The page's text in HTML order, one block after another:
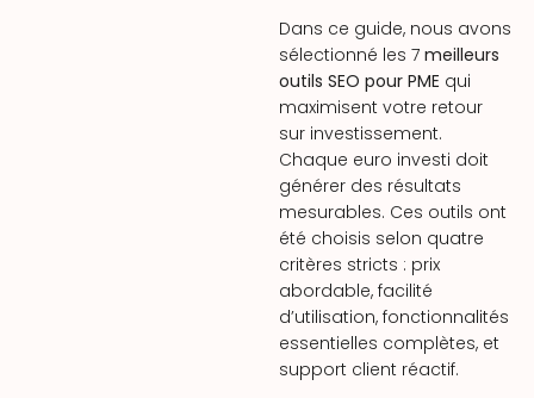
Dans ce guide, nous avons
sélectionné les 7 meilleurs
outils SEO pour PME qui
maximisent votre retour
sur investissement.
Chaque euro investi doit
générer des résultats
mesurables. Ces outils ont
été choisis selon quatre
critères stricts : prix
abordable, facilité
d’utilisation, fonctionnalités
essentielles complètes, et
support client réactif.